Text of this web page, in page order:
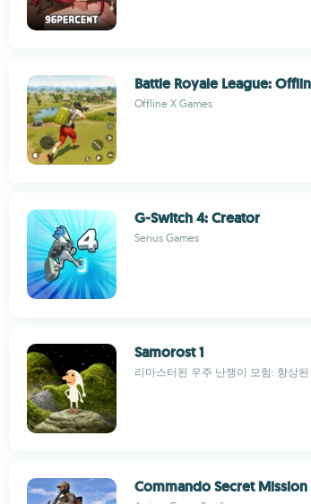
Battle Royale League:
Offline X Games
G-Switch 4: Creator
Serius Games
Samorost 1
리마스터된 우주 난쟁이 모험: 향상
Commando Secret Mission